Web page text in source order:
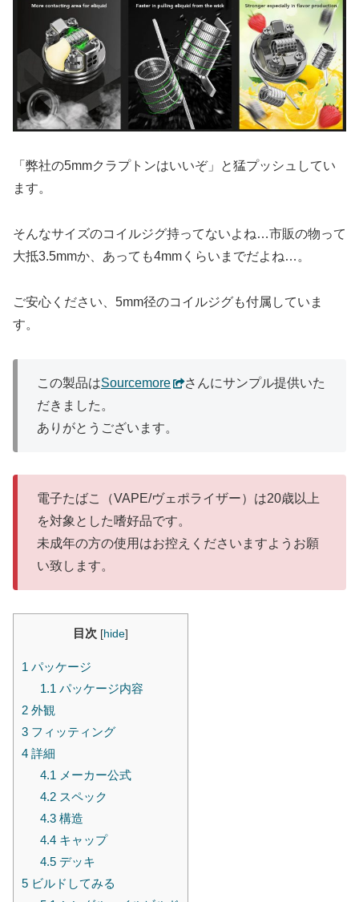
「弊社の5mmクラプトンはいいぞ」と猛プッシュしてい
ます。
そんなサイズのコイルジグ持ってないよね…市販の物って
大抵3.5mmか、あっても4mmくらいまでだよね…。
ご安心ください、5mm径のコイルジグも付属していま
す。
この製品はSourcemore
さんにサンプル提供いた
だきました。
ありがとうございます。
電子たばこ（VAPE/ヴェポライザー）は20歳以上
を対象とした嗜好品です。
未成年の方の使用はお控えくださいますようお願
い致します。
目次 [hide]
1 パッケージ
1.1パッケージ内容
2 外観
3 フィッティング
4 詳細
4.1メーカー公式
4.2スペック
4.3構造
4.4キャップ
4.5デッキ
5 ビルドしてみる